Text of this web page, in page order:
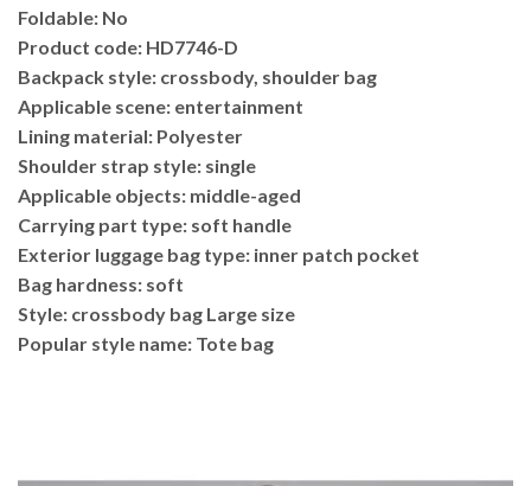
Foldable: No
Product code: HD7746-D
Backpack style: crossbody, shoulder bag
Applicable scene: entertainment
Lining material: Polyester
Shoulder strap style: single
Applicable objects: middle-aged
Carrying part type: soft handle
Exterior luggage bag type: inner patch pocket
Bag hardness: soft
Style: crossbody bag Large size
Popular style name: Tote bag